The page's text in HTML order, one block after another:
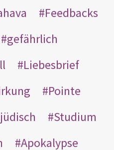
Feedbacks
gefährlich
Liebesbrief
Pointe
jüdisch
Studium
Apokalypse